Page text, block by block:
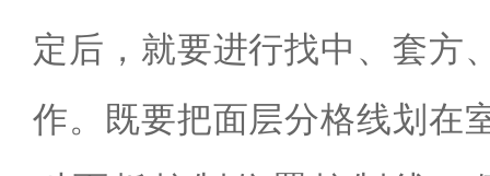
定后，就要进行找中、套方
作。既要把面层分格线划在